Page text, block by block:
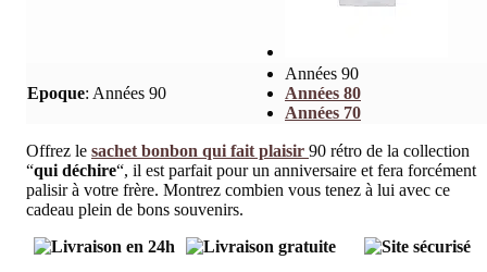
Offrez le sachet bonbon qui fait plaisir 90 rétro de la collection
“qui déchire“, il est parfait pour un anniversaire et fera forcément
palisir à votre frère. Montrez combien vous tenez à lui avec ce
cadeau plein de bons souvenirs.
Epoque: Années 90
Années 90
Années 80
Années 70